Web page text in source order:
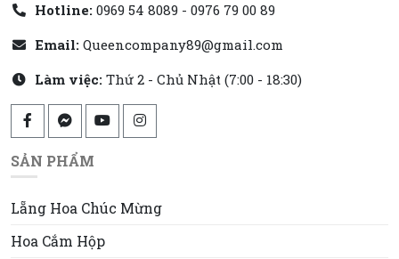
Hotline: 0969 54 8089 - 0976 79 00 89
Email: Queencompany89@gmail.com
Làm việc: Thứ 2 - Chủ Nhật (7:00 - 18:30)
SẢN PHẨM
Lẵng Hoa Chúc Mừng
Hoa Cắm Hộp